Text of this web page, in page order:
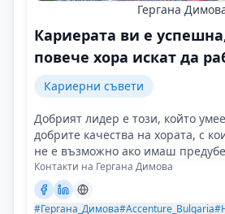
Гергана
Кариерата ви е
повече хора искат да
Кариерни съвети
Добрият лидер е този, който
добрите качества на хората, с
не е възможно ако имаш
Контакти на Гергана Димова
#Гергана_Димова#Accenture_Bulgaria